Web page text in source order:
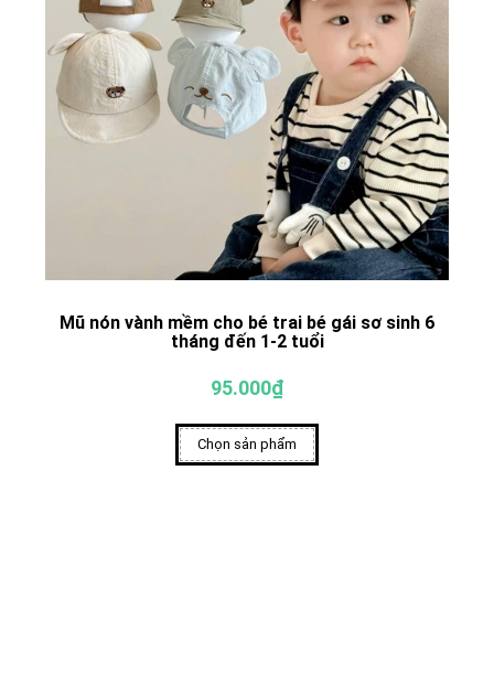
Mũ nón vành mềm cho bé trai bé gái sơ sinh 6
tháng đến 1-2 tuổi
95.000₫
Chọn sản phẩm